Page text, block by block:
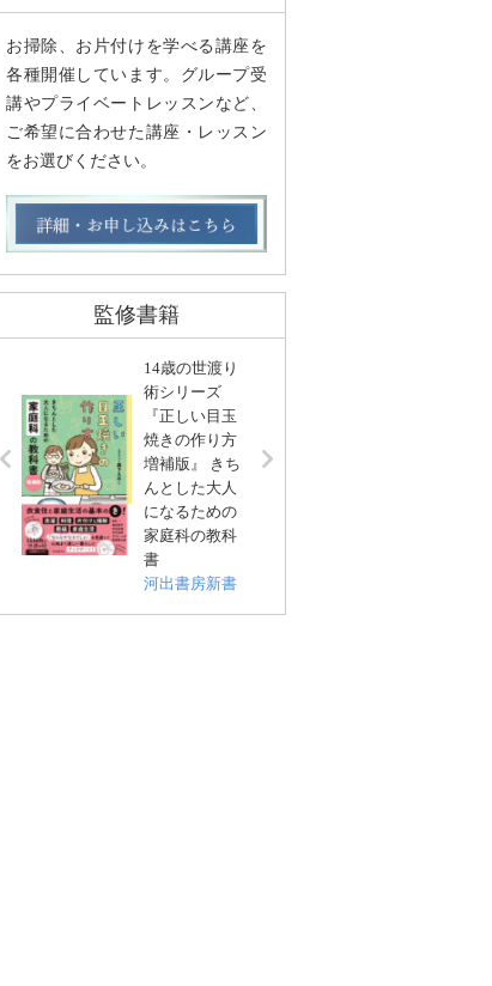
お掃除、お片付けを学べる講座を
各種開催しています。グループ受
講やプライベートレッスンなど、
ご希望に合わせた講座・レッスン
をお選びください。
監修書籍
14歳の世渡り
術シリーズ
『正しい目玉
焼きの作り方
増補版』 きち
んとした大人
になるための
家庭科の教科
書
河出書房新書